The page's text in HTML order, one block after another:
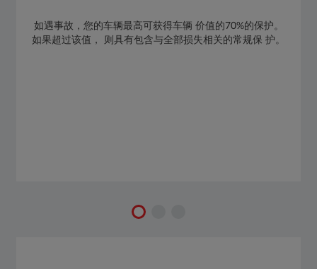
如遇事故，您的车辆最高可获得车辆 价值的70%的保护。
如果超过该值， 则具有包含与全部损失相关的常规保 护。​